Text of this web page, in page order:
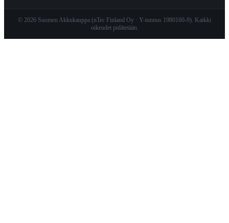
© 2026 Suomen Akkukauppa (nTec Finland Oy · Y-tunnus 1980160-9). Kaikki
oikeudet pidätetään.